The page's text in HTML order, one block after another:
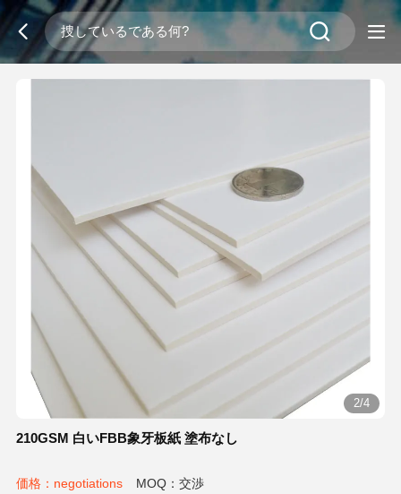
2/4
210GSM 白いFBB象牙板紙 塗布なし
価格：negotiations MOQ：交渉